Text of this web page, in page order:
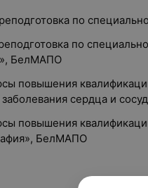
по
по
БелМАПО
повышения
заболевания сердца и
повышения
БелМАПО